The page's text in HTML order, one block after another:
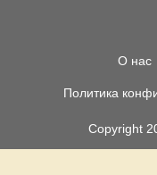
О нас
Политика
Copyright